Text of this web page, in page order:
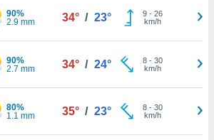
90%
2.9 mm
34° / 23° 9- 26
km/h
90%
2.7 mm
34° / 24° 8- 30
km/h
80%
1.1 mm
35° / 23° 8- 30
km/h